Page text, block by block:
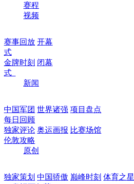
赛程
视频
赛事回放 开幕
式
金牌时刻 闭幕
式
新闻
中国军团 世界诸强 项目盘点
每日回顾
独家评论 奥运画报 比赛场馆
伦敦攻略
原创
独家策划 中国骄傲 巅峰时刻 体育之星